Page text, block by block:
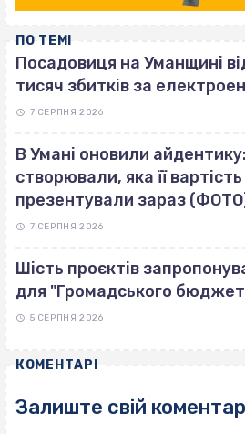
ПО ТЕМІ
Посадовиця на Уманщині
тисяч збитків за
7 СЕРПНЯ 2026
В Умані оновили айдентику:
створювали, яка її
презентували зараз
7 СЕРПНЯ 2026
Шість проєктів
для "Громадського
5 СЕРПНЯ 2026
КОМЕНТАРІ
Залиште свій коментар